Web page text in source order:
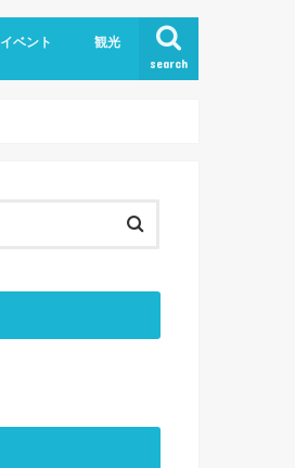
search
イベント 観光